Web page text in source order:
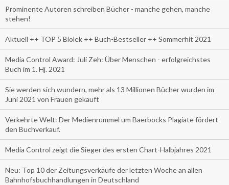
Prominente Autoren schreiben Bücher - manche gehen, manche
stehen!
Aktuell ++ TOP 5 Biolek ++ Buch-Bestseller ++ Sommerhit 2021
Media Control Award: Juli Zeh: Über Menschen - erfolgreichstes
Buch im 1. Hj. 2021
Sie werden sich wundern, mehr als 13 Millionen Bücher wurden im
Juni 2021 von Frauen gekauft
Verkehrte Welt: Der Medienrummel um Baerbocks Plagiate fördert
den Buchverkauf.
Media Control zeigt die Sieger des ersten Chart-Halbjahres 2021
Neu: Top 10 der Zeitungsverkäufe der letzten Woche an allen
Bahnhofsbuchhandlungen in Deutschland